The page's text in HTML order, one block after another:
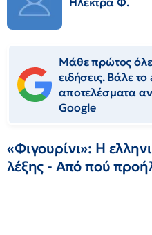
Μάθε πρώτος
ειδήσεις. Βάλε
αποτελέσματα
Google
«Φιγουρίνι»: Η
λέξης - Από πού